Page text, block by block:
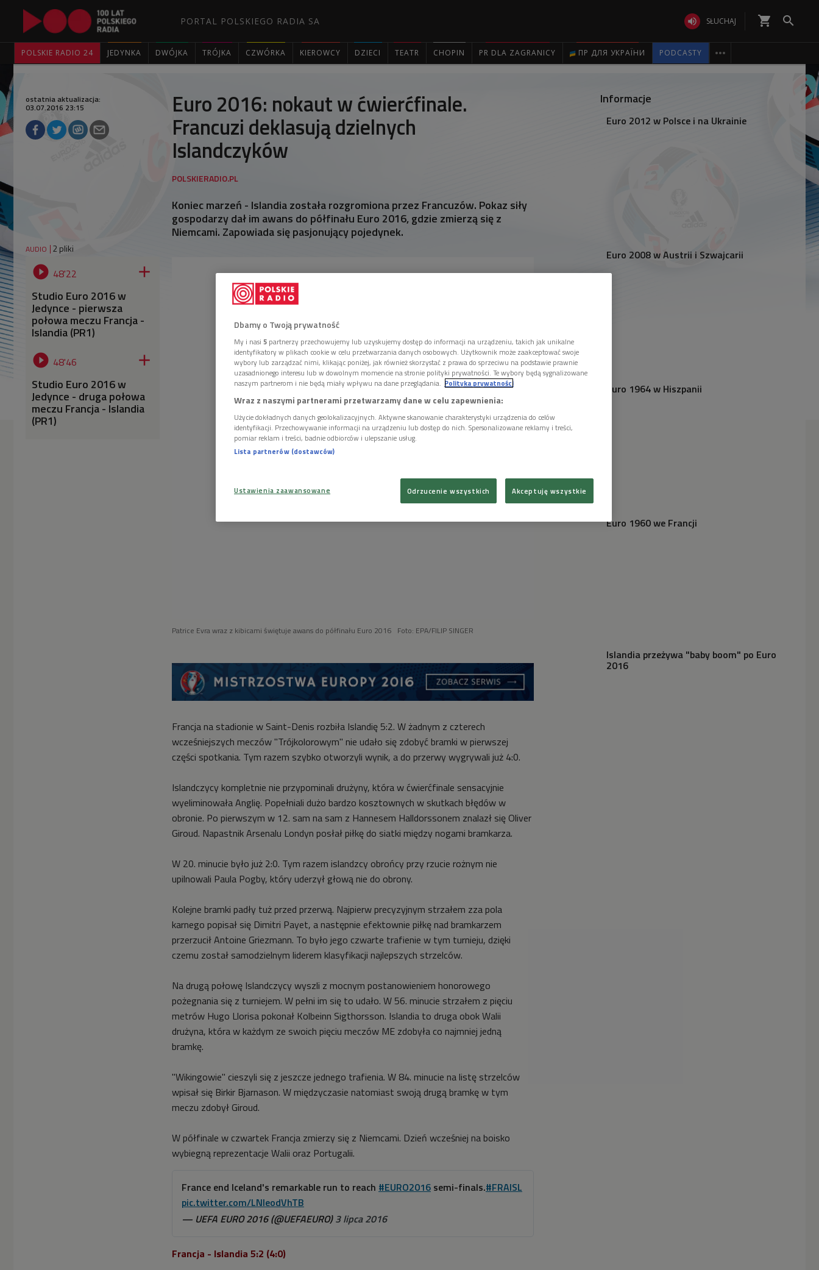
PORTAL POLSKIEGO RADIA SA  SŁUCHAJ shopping_cart 
POLSKIE RADIO 24 JEDYNKA DWÓJKA TRÓJKA CZWÓRKA KIEROWCY DZIECI TEATR CHOPIN PR DLA ZAGRANICY ПР ДЛЯ УКРАЇНИ PODCASTY 
Euro 2016: nokaut w ćwierćfinale.
Francuzi deklasują dzielnych
Islandczyków
ostatnia aktualizacja:
03.07.2016 23:15
Koniec marzeń - Islandia została rozgromiona przez Francuzów. Pokaz siły
gospodarzy dał im awans do półfinału Euro 2016, gdzie zmierzą się z
Niemcami. Zapowiada się pasjonujący pojedynek.
AUDIO 2 pliki
 48'22 
Studio Euro 2016 w
Jedynce - pierwsza
połowa meczu Francja -
Islandia (PR1)
 48'46 
Studio Euro 2016 w
Jedynce - druga połowa
meczu Francja - Islandia
(PR1)
Patrice Evra wraz z kibicami świętuje awans do półfinału Euro 2016 Foto: EPA/FILIP SINGER
Francja na stadionie w Saint-Denis rozbiła Islandię 5:2. W żadnym z czterech
wcześniejszych meczów "Trójkolorowym" nie udało się zdobyć bramki w pierwszej
części spotkania. Tym razem szybko otworzyli wynik, a do przerwy wygrywali już 4:0.
Islandczycy kompletnie nie przypominali drużyny, która w ćwierćfinale sensacyjnie
wyeliminowała Anglię. Popełniali dużo bardzo kosztownych w skutkach błędów w
obronie. Po pierwszym w 12. sam na sam z Hannesem Halldorssonem znalazł się Oliver
Giroud. Napastnik Arsenalu Londyn posłał piłkę do siatki między nogami bramkarza.
W 20. minucie było już 2:0. Tym razem islandzcy obrońcy przy rzucie rożnym nie
upilnowali Paula Pogby, który uderzył głową nie do obrony.
Kolejne bramki padły tuż przed przerwą. Najpierw precyzyjnym strzałem zza pola
karnego popisał się Dimitri Payet, a następnie efektownie piłkę nad bramkarzem
przerzucił Antoine Griezmann. To było jego czwarte trafienie w tym turnieju, dzięki
czemu został samodzielnym liderem klasyfikacji najlepszych strzelców.
Na drugą połowę Islandczycy wyszli z mocnym postanowieniem honorowego
pożegnania się z turniejem. W pełni im się to udało. W 56. minucie strzałem z pięciu
metrów Hugo Llorisa pokonał Kolbeinn Sigthorsson. Islandia to druga obok Walii
drużyna, która w każdym ze swoich pięciu meczów ME zdobyła co najmniej jedną
bramkę.
"Wikingowie" cieszyli się z jeszcze jednego trafienia. W 84. minucie na listę strzelców
wpisał się Birkir Bjarnason. W międzyczasie natomiast swoją drugą bramkę w tym
meczu zdobył Giroud.
W półfinale w czwartek Francja zmierzy się z Niemcami. Dzień wcześniej na boisko
wybiegną reprezentacje Walii oraz Portugalii.
France end Iceland's remarkable run to reach #EURO2016 semi-finals.#FRAISL
pic.twitter.com/LNIeodVhTB
— UEFA EURO 2016 (@UEFAEURO)3 lipca 2016
Francja - Islandia 5:2 (4:0)
Informacje
Euro 2012 w Polsce i na Ukrainie
Euro 2008 w Austrii i Szwajcarii
Euro 1964 w Hiszpanii
Euro 1960 we Francji
Islandia przeżywa "baby boom" po Euro
2016
Dbamy o Twoją prywatność
My i nasi 5 partnerzy przechowujemy lub uzyskujemy dostęp do informacji na urządzeniu, takich jak unikalne
identyfikatory w plikach cookie w celu przetwarzania danych osobowych. Użytkownik może zaakceptować swoje
wybory lub zarządzać nimi, klikając poniżej, jak również skorzystać z prawa do sprzeciwu na podstawie prawnie
uzasadnionego interesu lub w dowolnym momencie na stronie polityki prywatności. Te wybory będą sygnalizowane
naszym partnerom i nie będą miały wpływu na dane przeglądania. Polityka prywatności
Wraz z naszymi partnerami przetwarzamy dane w celu zapewnienia:
Użycie dokładnych danych geolokalizacyjnych. Aktywne skanowanie charakterystyki urządzenia do celów
identyfikacji. Przechowywanie informacji na urządzeniu lub dostęp do nich. Spersonalizowane reklamy i treści,
pomiar reklam i treści, badnie odbiorców i ulepszanie usług.
Lista partnerów (dostawców)
Ustawienia zaawansowane Odrzucenie wszystkich Akceptuję wszystkie